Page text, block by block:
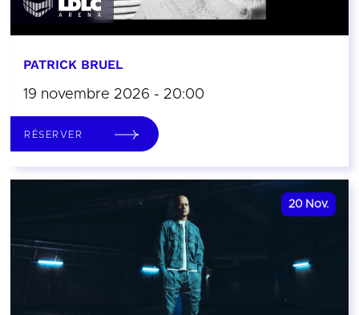
PATRICK BRUEL
19 novembre 2026 - 20:00
RÉSERVER
20 Nov.